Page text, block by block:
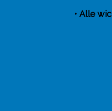
• Alle